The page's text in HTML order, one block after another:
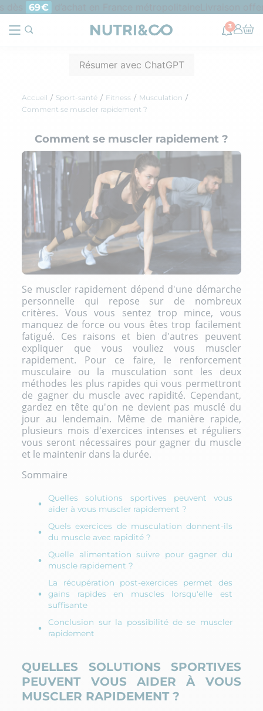
69€ d’achat en France métropolitaine
3
Résumer avec ChatGPT
Accueil Sport-santé Fitness
Musculation
Comment se muscler rapidement ?
Comment se muscler rapidement ?
Se muscler rapidement dépend d'une démarche
personnelle qui repose sur de nombreux
critères. Vous vous sentez trop mince, vous
manquez de force ou vous êtes trop facilement
fatigué. Ces raisons et bien d'autres peuvent
expliquer que vous vouliez vous muscler
rapidement. Pour ce faire, le renforcement
musculaire ou la musculation sont les deux
méthodes les plus rapides qui vous permettront
de gagner du muscle avec rapidité. Cependant,
gardez en tête qu'on ne devient pas musclé du
jour au lendemain. Même de manière rapide,
plusieurs mois d'exercices intenses et réguliers
vous seront nécessaires pour gagner du muscle
et le maintenir dans la durée.
Sommaire
Quelles solutions sportives peuvent vous
aider à vous muscler rapidement ?
Quels exercices de musculation donnent-ils
du muscle avec rapidité ?
Quelle alimentation suivre pour gagner du
muscle rapidement ?
La récupération post-exercices permet des
gains rapides en muscles lorsqu'elle est
suffisante
Conclusion sur la possibilité de se muscler
rapidement
QUELLES SOLUTIONS SPORTIVES
PEUVENT VOUS AIDER À VOUS
MUSCLER RAPIDEMENT ?